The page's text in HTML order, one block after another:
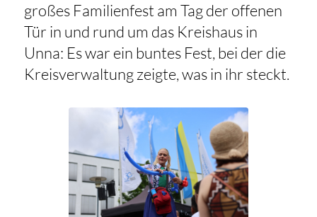
großes Familienfest am Tag der offenen
Tür in und rund um das Kreishaus in
Unna: Es war ein buntes Fest, bei der die
Kreisverwaltung zeigte, was in ihr steckt.